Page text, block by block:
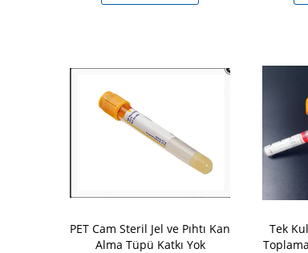
PET Cam Steril Jel ve Pıhtı Kan
Alma Tüpü Katkı Yok
Tek